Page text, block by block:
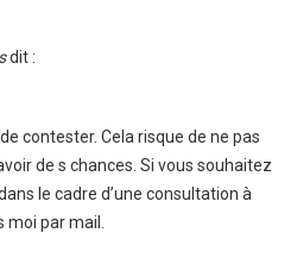
dit :
de contester. Cela risque de ne pas
de s chances. Si vous souhaitez
le cadre d’une consultation à
par mail.